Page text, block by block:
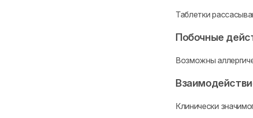
Таблетки
Побочные
Возможны
Клинически